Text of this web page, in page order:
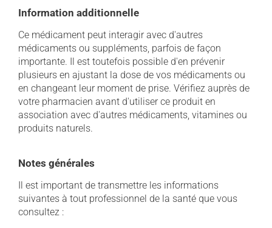
Information additionnelle
Ce médicament peut interagir avec d'autres
médicaments ou suppléments, parfois de façon
importante. Il est toutefois possible d'en prévenir
plusieurs en ajustant la dose de vos médicaments ou
en changeant leur moment de prise. Vérifiez auprès de
votre pharmacien avant d'utiliser ce produit en
association avec d'autres médicaments, vitamines ou
produits naturels.
Notes générales
Il est important de transmettre les informations
suivantes à tout professionnel de la santé que vous
consultez :